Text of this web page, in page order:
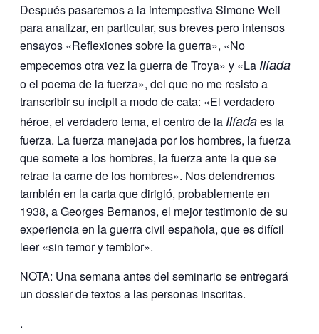
Después pasaremos a la intempestiva Simone Weil
para analizar, en particular, sus breves pero intensos
ensayos «Reflexiones sobre la guerra», «No
empecemos otra vez la guerra de Troya» y «La Ilíada
o el poema de la fuerza», del que no me resisto a
transcribir su íncipit a modo de cata: «El verdadero
héroe, el verdadero tema, el centro de la Ilíadaes la
fuerza. La fuerza manejada por los hombres, la fuerza
que somete a los hombres, la fuerza ante la que se
retrae la carne de los hombres». Nos detendremos
también en la carta que dirigió, probablemente en
1938, a Georges Bernanos, el mejor testimonio de su
experiencia en la guerra civil española, que es difícil
leer «sin temor y temblor».
NOTA: Una semana antes del seminario se entregará
un dossier de textos a las personas inscritas.
.